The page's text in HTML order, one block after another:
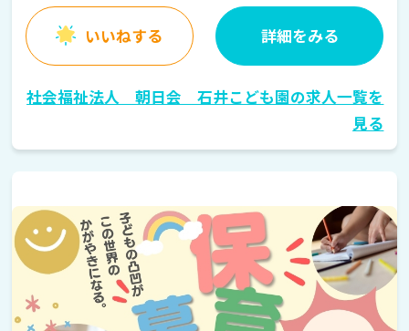
いいねする 詳細をみる
社会福祉法人 朝日会 石井こども園の求人一覧を
見る